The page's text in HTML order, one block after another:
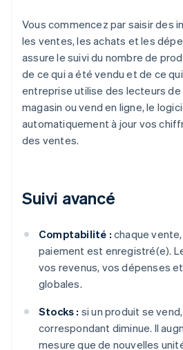
Vous commencez par saisir des
les ventes, les achats et les
assure le suivi du nombre de
de ce qui a été vendu et de ce
entreprise utilise des lecteurs
magasin ou vend en ligne, le
automatiquement à jour vos
des ventes.
Suivi avancé
Comptabilité : chaque
paiement est enregistré(e).
vos revenus, vos dépenses
globales.
Stocks : si un produit se
correspondant diminue. Il
mesure que de nouvelles